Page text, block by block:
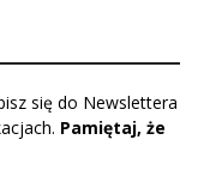
się do Newslettera
Pamiętaj, że